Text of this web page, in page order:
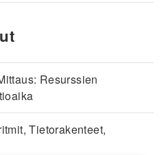
Resurssien
Tietorakenteet,